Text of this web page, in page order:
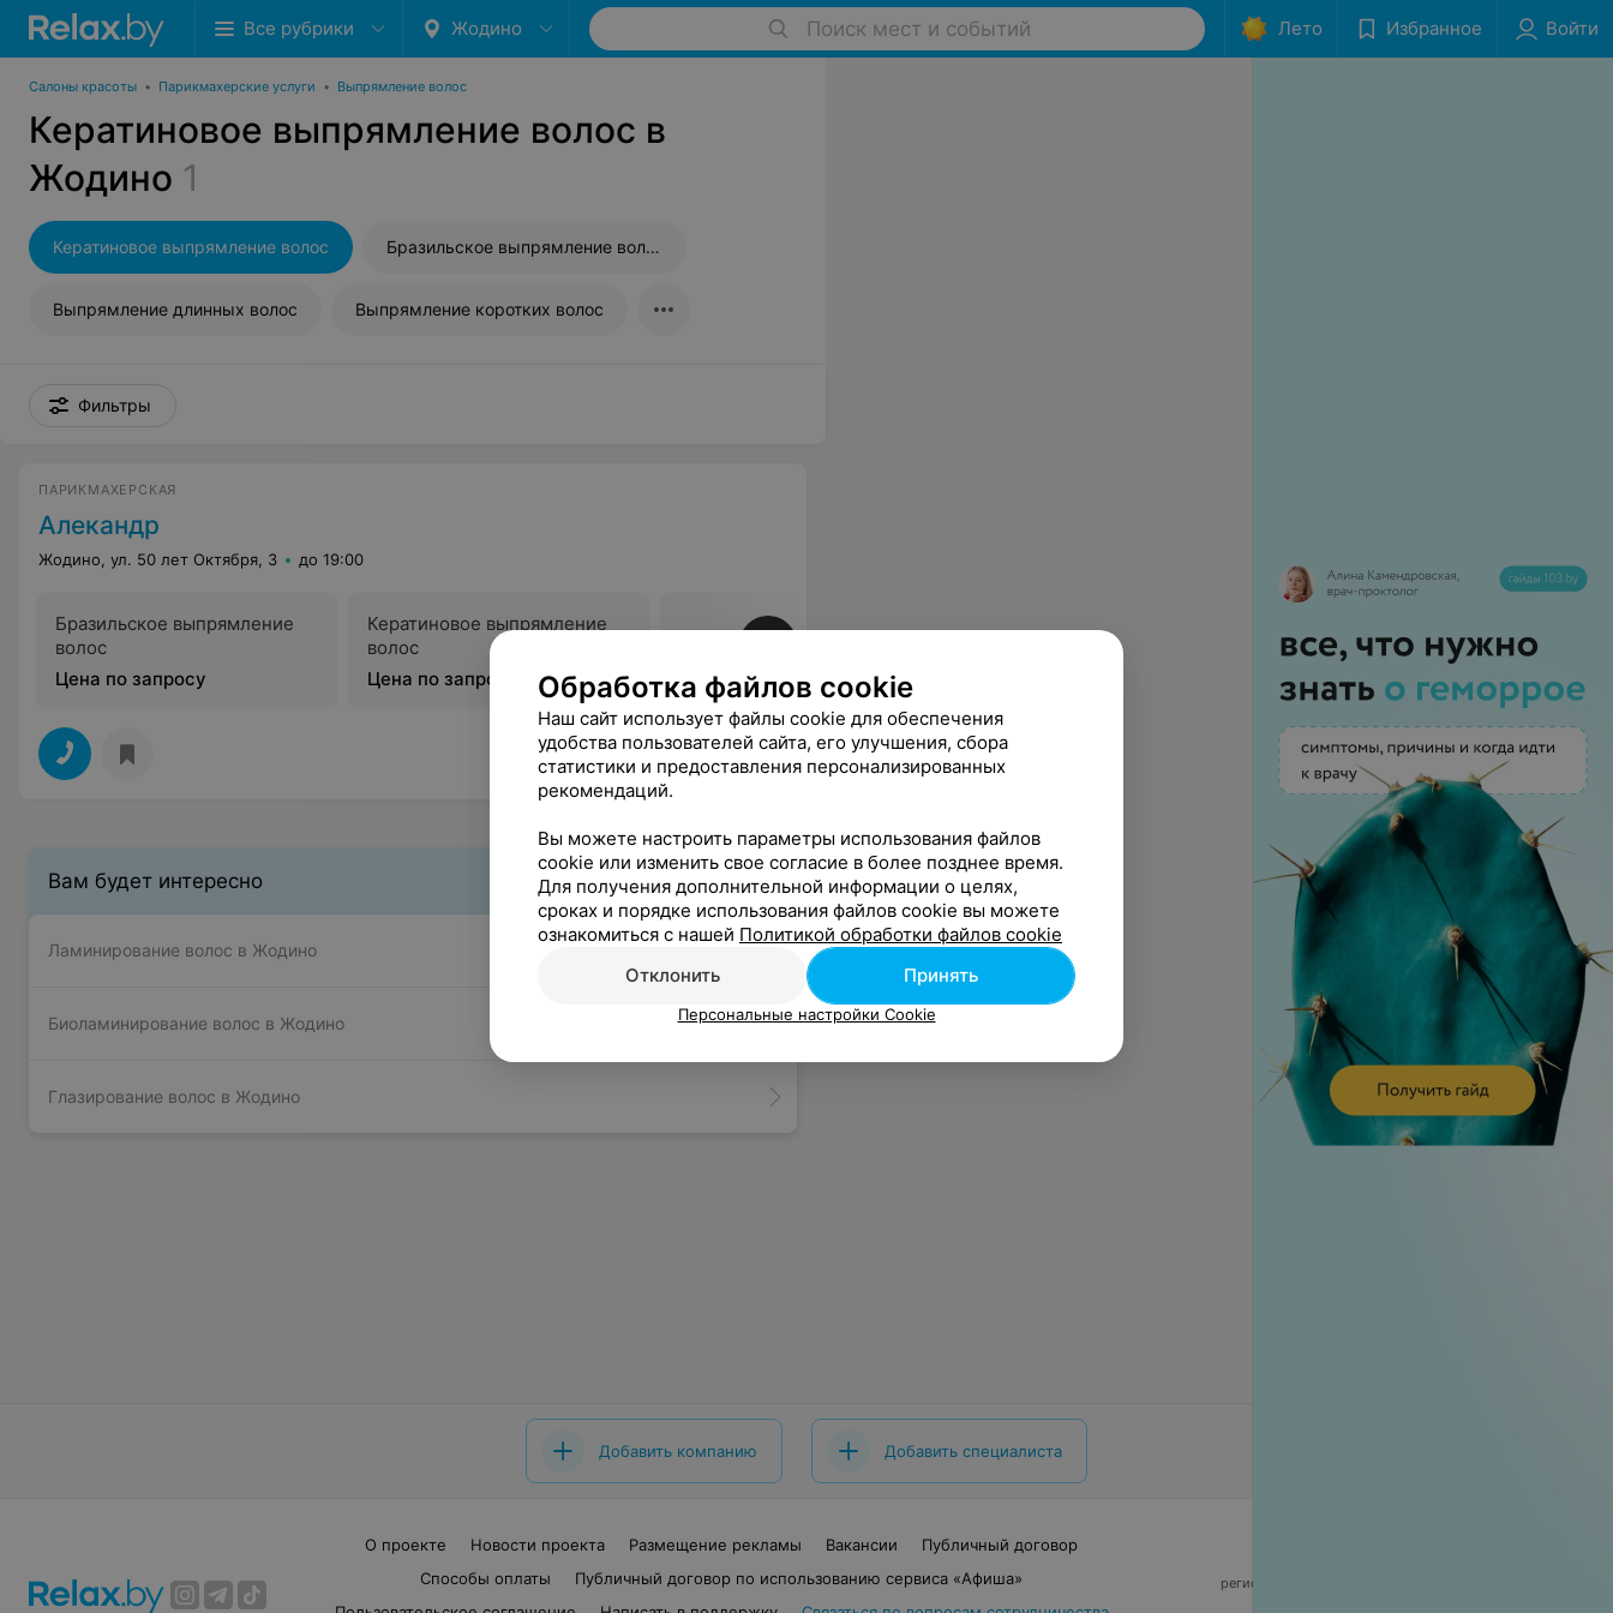
Все рубрики Жодино Поиск мест и событий Лето Избранное Войти
Салоны красоты • Парикмахерские услуги • Выпрямление волос
Кератиновое выпрямление волос в
Жодино 1
Кератиновое выпрямление волос Бразильское выпрямление волос
Выпрямление длинных волос Выпрямление коротких волос
Фильтры
ПАРИКМАХЕРСКАЯ
Алекандр
Жодино, ул. 50 лет Октября, 3 до 19:00
Бразильское выпрямление
волос
Цена по запросу
Кератиновое выпрямление
волос
Цена по запросу
Вам будет интересно
Ламинирование волос в Жодино
Биоламинирование волос в Жодино
Глазирование волос в Жодино
Добавить компанию Добавить специалиста
О проекте Новости проекта Размещение рекламы Вакансии
Публичный договор
Способы оплаты
Публичный договор по использованию сервиса «Афиша»
регистрирующий орган - Минский горисполком
Обработка файлов cookie
Наш сайт использует файлы cookie для обеспечения
удобства пользователей сайта, его улучшения, сбора
статистики и предоставления персонализированных
рекомендаций.
Вы можете настроить параметры использования файлов
cookie или изменить свое согласие в более позднее время.
Для получения дополнительной информации о целях,
сроках и порядке использования файлов cookie вы можете
ознакомиться с нашей Политикой обработки файлов cookie
Отклонить
Принять
Персональные настройки Cookie